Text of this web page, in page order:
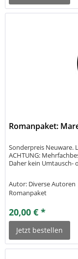
Romanpaket:
Sonderpreis Neuware.
ACHTUNG:
Daher kein Umtausch-
Autor: Diverse Autoren
Romanpaket
20,00 € *
Jetzt bestellen